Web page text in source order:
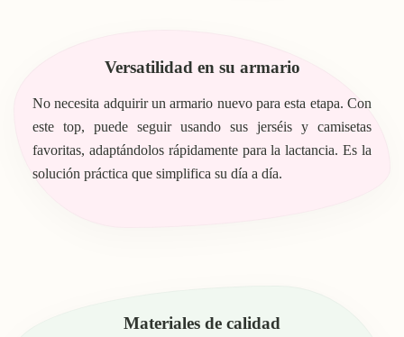
Versatilidad en su armario
No necesita adquirir un armario nuevo para esta etapa. Con
este top, puede seguir usando sus jerséis y camisetas
favoritas, adaptándolos rápidamente para la lactancia. Es la
solución práctica que simplifica su día a día.
Materiales de calidad